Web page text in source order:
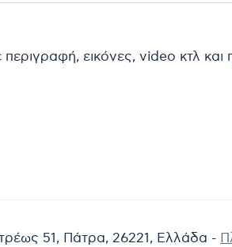
εικόνες, video κτλ
51, Πάτρα, 26221, Ελλάδα -